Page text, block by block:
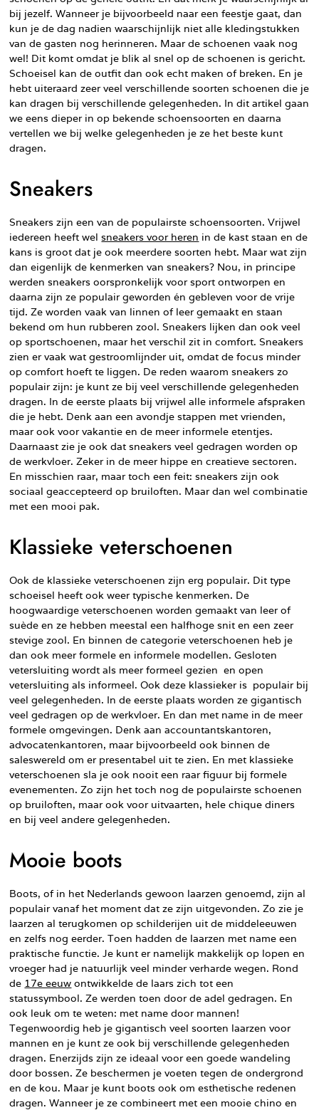
bij jezelf. Wanneer je bijvoorbeeld naar een feestje gaat, dan
kun je de dag nadien waarschijnlijk niet alle kledingstukken
van de gasten nog herinneren. Maar de schoenen vaak nog
wel! Dit komt omdat je blik al snel op de schoenen is gericht.
Schoeisel kan de outfit dan ook echt maken of breken. En je
hebt uiteraard zeer veel verschillende soorten schoenen die je
kan dragen bij verschillende gelegenheden. In dit artikel gaan
we eens dieper in op bekende schoensoorten en daarna
vertellen we bij welke gelegenheden je ze het beste kunt
dragen.
Sneakers
Sneakers zijn een van de populairste schoensoorten. Vrijwel
iedereen heeft welsneakers voor heren in de kast staan en de
kans is groot dat je ook meerdere soorten hebt. Maar wat zijn
dan eigenlijk de kenmerken van sneakers? Nou, in principe
werden sneakers oorspronkelijk voor sport ontworpen en
daarna zijn ze populair geworden én gebleven voor de vrije
tijd. Ze worden vaak van linnen of leer gemaakt en staan
bekend om hun rubberen zool. Sneakers lijken dan ook veel
op sportschoenen, maar het verschil zit in comfort. Sneakers
zien er vaak wat gestroomlijnder uit, omdat de focus minder
op comfort hoeft te liggen. De reden waarom sneakers zo
populair zijn: je kunt ze bij veel verschillende gelegenheden
dragen. In de eerste plaats bij vrijwel alle informele afspraken
die je hebt. Denk aan een avondje stappen met vrienden,
maar ook voor vakantie en de meer informele etentjes.
Daarnaast zie je ook dat sneakers veel gedragen worden op
de werkvloer. Zeker in de meer hippe en creatieve sectoren.
En misschien raar, maar toch een feit: sneakers zijn ook
sociaal geaccepteerd op bruiloften. Maar dan wel combinatie
met een mooi pak.
Klassieke veterschoenen
Ook de klassieke veterschoenen zijn erg populair. Dit type
schoeisel heeft ook weer typische kenmerken. De
hoogwaardige veterschoenen worden gemaakt van leer of
suède en ze hebben meestal een halfhoge snit en een zeer
stevige zool. En binnen de categorie veterschoenen heb je
dan ook meer formele en informele modellen. Gesloten
vetersluiting wordt als meer formeel gezien en open
vetersluiting als informeel. Ook deze klassieker is populair bij
veel gelegenheden. In de eerste plaats worden ze gigantisch
veel gedragen op de werkvloer. En dan met name in de meer
formele omgevingen. Denk aan accountantskantoren,
advocatenkantoren, maar bijvoorbeeld ook binnen de
saleswereld om er presentabel uit te zien. En met klassieke
veterschoenen sla je ook nooit een raar figuur bij formele
evenementen. Zo zijn het toch nog de populairste schoenen
op bruiloften, maar ook voor uitvaarten, hele chique diners
en bij veel andere gelegenheden.
Mooie boots
Boots, of in het Nederlands gewoon laarzen genoemd, zijn al
populair vanaf het moment dat ze zijn uitgevonden. Zo zie je
laarzen al terugkomen op schilderijen uit de middeleeuwen
en zelfs nog eerder. Toen hadden de laarzen met name een
praktische functie. Je kunt er namelijk makkelijk op lopen en
vroeger had je natuurlijk veel minder verharde wegen. Rond
de 17e eeuw ontwikkelde de laars zich tot een
statussymbool. Ze werden toen door de adel gedragen. En
ook leuk om te weten: met name door mannen!
Tegenwoordig heb je gigantisch veel soorten laarzen voor
mannen en je kunt ze ook bij verschillende gelegenheden
dragen. Enerzijds zijn ze ideaal voor een goede wandeling
door bossen. Ze beschermen je voeten tegen de ondergrond
en de kou. Maar je kunt boots ook om esthetische redenen
dragen. Wanneer je ze combineert met een mooie chino en